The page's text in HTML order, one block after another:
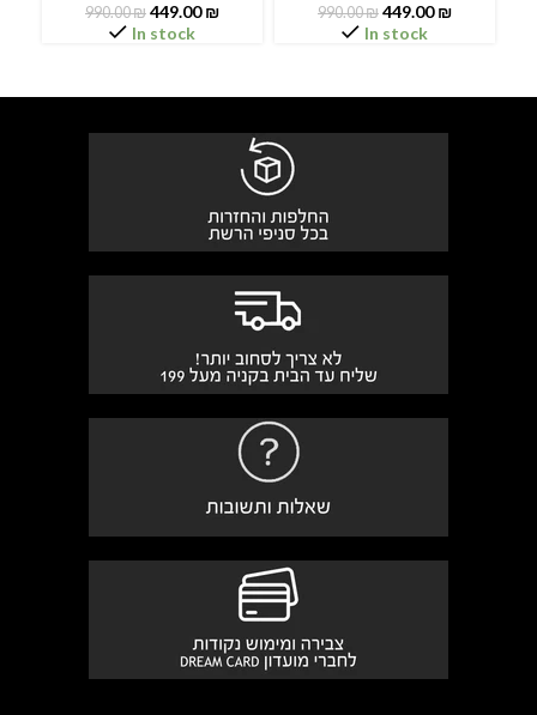
990.00₪ 449.00₪
In stock
990.00₪ 449.00₪
In stock